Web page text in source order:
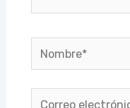
Nombre*
Correo